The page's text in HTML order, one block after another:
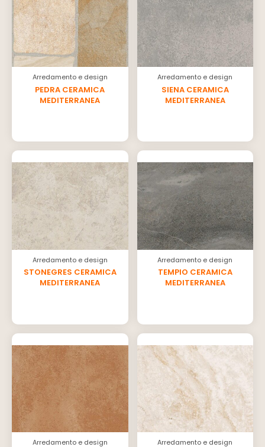
Arredamento e design
PEDRA CERAMICA
MEDITERRANEA
Arredamento e design
SIENA CERAMICA
MEDITERRANEA
Arredamento e design
STONEGRES CERAMICA
MEDITERRANEA
Arredamento e design
TEMPIO CERAMICA
MEDITERRANEA
Arredamento e design Arredamento e design